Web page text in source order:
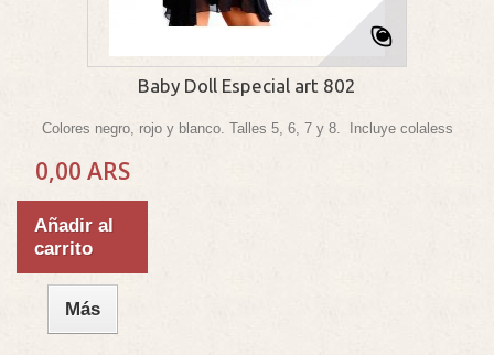
Baby Doll Especial art 802
Colores negro, rojo y blanco. Talles 5, 6, 7 y 8. Incluye colaless
0,00 ARS
Añadir al
carrito
Más